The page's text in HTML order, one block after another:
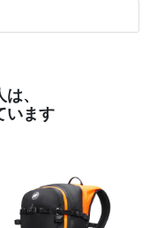
、
います